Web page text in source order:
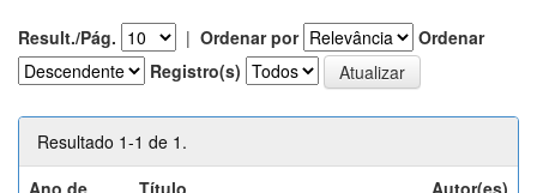
Result./Pág. | Ordenar por
Ordenar
Registro(s)
Resultado 1-1 de 1.
Ano de
Título Autor(es)